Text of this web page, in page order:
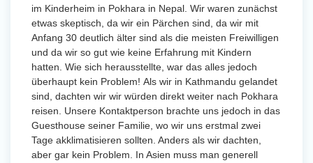
im Kinderheim in Pokhara in Nepal. Wir waren zunächst
etwas skeptisch, da wir ein Pärchen sind, da wir mit
Anfang 30 deutlich älter sind als die meisten Freiwilligen
und da wir so gut wie keine Erfahrung mit Kindern
hatten. Wie sich herausstellte, war das alles jedoch
überhaupt kein Problem! Als wir in Kathmandu gelandet
sind, dachten wir wir würden direkt weiter nach Pokhara
reisen. Unsere Kontaktperson brachte uns jedoch in das
Guesthouse seiner Familie, wo wir uns erstmal zwei
Tage akklimatisieren sollten. Anders als wir dachten,
aber gar kein Problem. In Asien muss man generell